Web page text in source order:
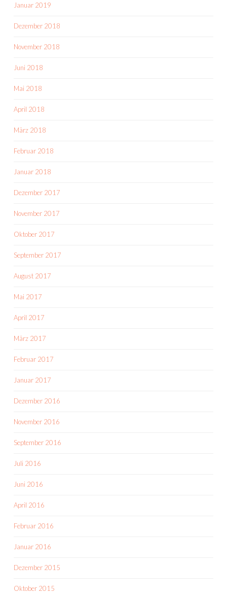
Januar 2019
Dezember 2018
November 2018
Juni 2018
Mai 2018
April 2018
März 2018
Februar 2018
Januar 2018
Dezember 2017
November 2017
Oktober 2017
September 2017
August 2017
Mai 2017
April 2017
März 2017
Februar 2017
Januar 2017
Dezember 2016
November 2016
September 2016
Juli 2016
Juni 2016
April 2016
Februar 2016
Januar 2016
Dezember 2015
Oktober 2015